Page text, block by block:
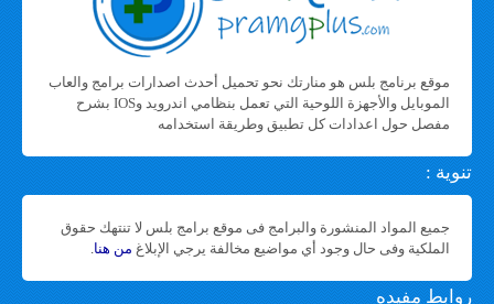
موقع برنامج بلس هو منارتك نحو تحميل أحدث اصدارات برامج والعاب
الموبايل والأجهزة اللوحية التي تعمل بنظامي اندرويد وIOS بشرح
مفصل حول اعدادات كل تطبيق وطريقة استخدامه
تنوية :
جميع المواد المنشورة والبرامج فى موقع برامج بلس لا تنتهك حقوق
الملكية وفى حال وجود أي مواضيع مخالفة يرجي الإبلاغ من هنا
روابط مفيده